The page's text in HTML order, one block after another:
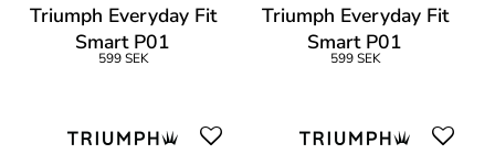
Triumph Everyday Fit
Smart P01
599 SEK
Triumph Everyday Fit
Smart P01
599 SEK